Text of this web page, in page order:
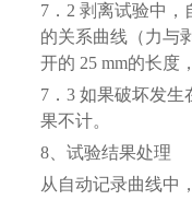
7．2 剥离试验中
的关系曲线（力与
开的 25 mm的长度
7．3 如果破坏发
果不计。
8、试验结果处理
从自动记录曲线中